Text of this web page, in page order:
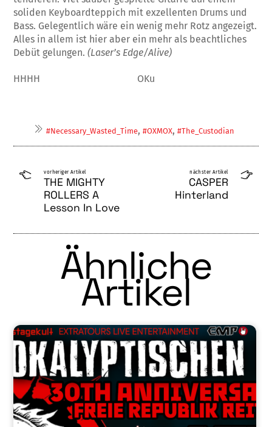
soliden Keyboardteppich mit exzellenten Dru­ms und
Bass. Gelegentlich wäre ein wenig mehr Rotz angezeigt.
Alles in allem ist hier aber ein mehr als beacht­liches
Debüt gelungen.(Laser’s Edge/Alive)
HHHH OKu
#Necessary_Wasted_Time, #OXMOX, #The_Custodian
vorheriger Artikel
THE MIGHTY
ROLLERS A
Lesson In Love
nächster Artikel
CASPER
Hinterland
Ähnliche
Artikel